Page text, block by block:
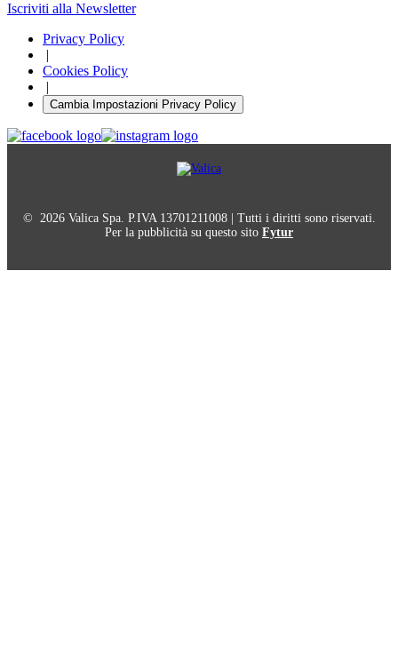
Iscriviti alla Newsletter
Privacy Policy
|
Cookies Policy
|
Cambia Impostazioni Privacy Policy
© 2026 Valica Spa. P.IVA 13701211008 | Tutti i diritti sono riservati.
Per la pubblicità su questo sito Fytur